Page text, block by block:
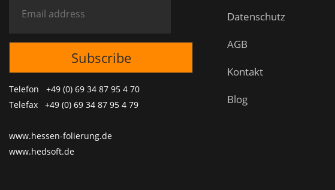
Telefon +49 (0) 69 34 87 95 4 70
Telefax +49 (0) 69 34 87 95 4 79
www.hessen-folierung.de
www.hedsoft.de
Datenschutz
AGB
Kontakt
Blog